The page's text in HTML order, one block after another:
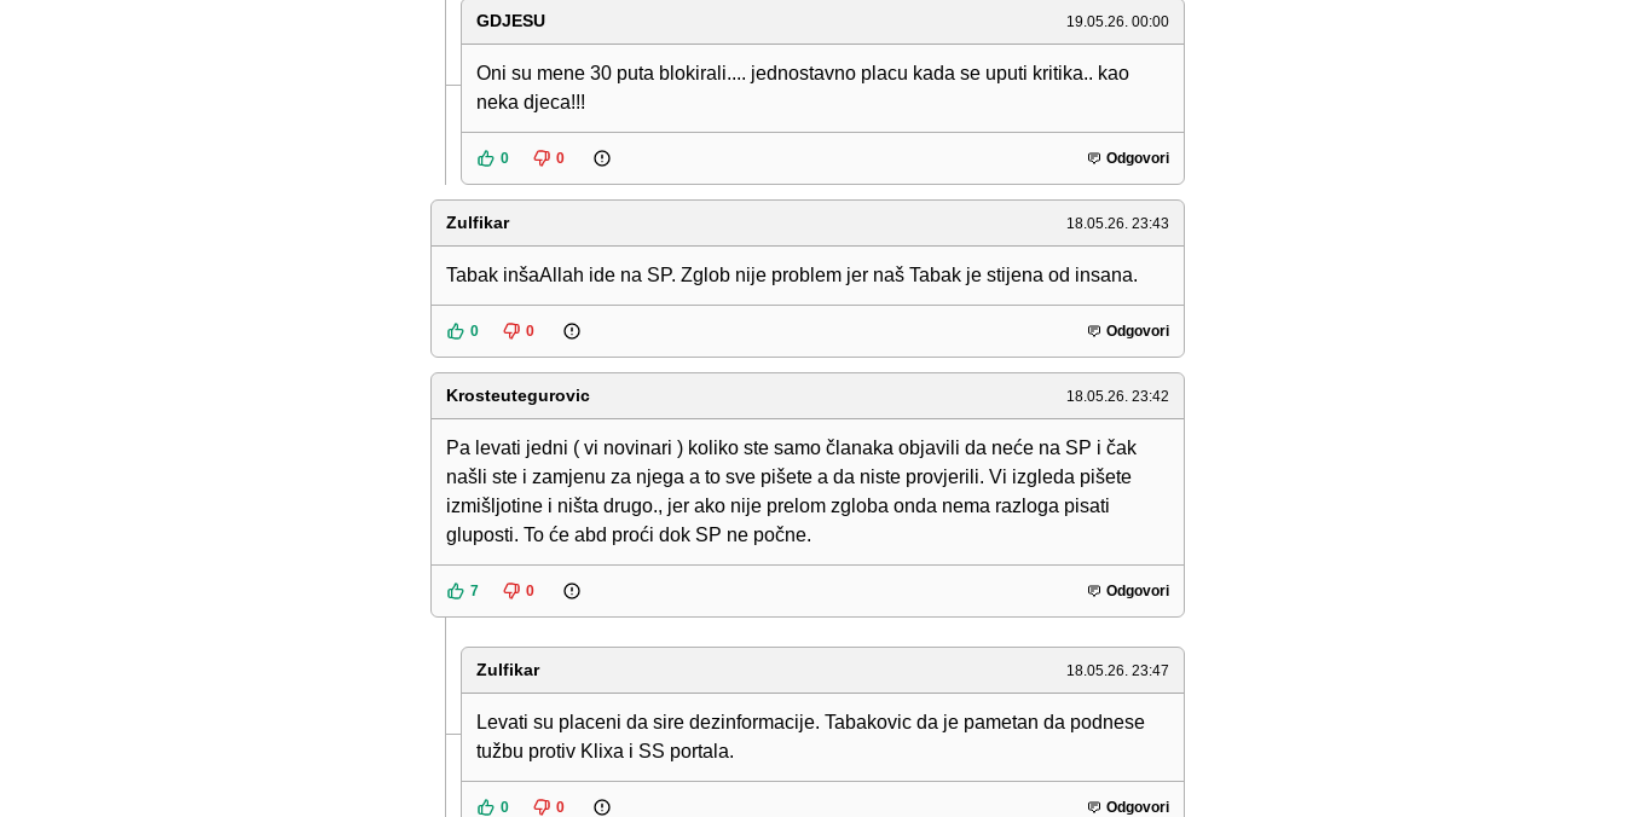
GDJESU 19.05.26. 00:00
Oni su mene 30 puta blokirali.... jednostavno placu kada se uputi kritika.. kao
neka djeca!!!
0 0 Odgovori
Zulfikar 18.05.26. 23:43
Tabak inšaAllah ide na SP. Zglob nije problem jer naš Tabak je stijena od insana.
0 0 Odgovori
Krosteutegurovic 18.05.26. 23:42
Pa levati jedni ( vi novinari ) koliko ste samo članaka objavili da neće na SP i čak
našli ste i zamjenu za njega a to sve pišete a da niste provjerili. Vi izgleda pišete
izmišljotine i ništa drugo., jer ako nije prelom zgloba onda nema razloga pisati
gluposti. To će abd proći dok SP ne počne.
7 0 Odgovori
Zulfikar 18.05.26. 23:47
Levati su placeni da sire dezinformacije. Tabakovic da je pametan da podnese
tužbu protiv Klixa i SS portala.
0 0 Odgovori